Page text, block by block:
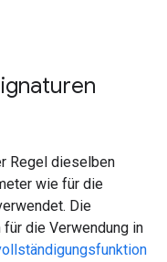
Regel dieselben
wie für die
Die
die Verwendung in